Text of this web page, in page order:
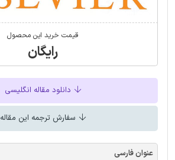
قیمت خرید این محصول
رایگان
دانلود مقاله انگلیسی
سفارش ترجمه این مقاله
عنوان فارسی